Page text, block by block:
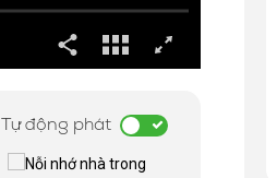
Tự động phát